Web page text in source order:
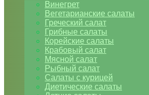
Винегрет
Вегетарианские салаты
Греческий салат
Грибные салаты
Корейские салаты
Крабовый салат
Мясной салат
Рыбный салат
Салаты с курицей
Диетические салаты